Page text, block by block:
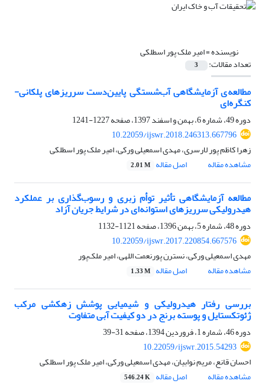
نویسنده =امیر ملک پور اسطلکی
تعداد مقالات: 3
مطالعه ی آزمایشگاهی آب‌شستگی پایین‌دست سرریزهای پلکانی-
کنگره‌ای
دوره 49، شماره 6، بهمن و اسفند 1397، صفحه
1227-1241
10.22059/ijswr.2018.246313.667796
زهرا کاظم پور لارسری، مهدی اسمعیلی ورکی، امیر ملک پور اسطلکی
مشاهده مقاله
اصل مقاله 2.01 M
مطالعه آزمایشگاهی تأثیر توأم زبری و رسوب‌گذاری بر عملکرد
هیدرولیکی سرریز‌های استوانه‌ای در شرایط جریان آزاد
دوره 48، شماره 5، بهمن 1396، صفحه
1121-1132
10.22059/ijswr.2017.220854.667576
مهدی اسمعیلی ورکی، نسترن پورنعمت اللهی، امیر ملک‌پور
مشاهده مقاله
اصل مقاله 1.33 M
بررسی رفتار هیدرولیکی و شیمیایی پوشش‌ زهکشی مرکب
ژئوتکستایل و پوسته برنج در دو کیفیت آبی متفاوت
دوره 46، شماره 1، فروردین 1394، صفحه
31-39
10.22059/ijswr.2015.54293
احسان قانع، مریم نوابیان، مهدی اسمعیلی ورکی، امیر ملک پور اسطلکی
مشاهده مقاله
اصل مقاله 546.24 K